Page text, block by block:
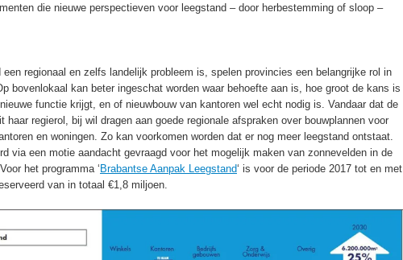
die nieuwe perspectieven voor leegstand – door herbestemming of sloop –
een regionaal en zelfs landelijk probleem is, spelen provincies een belangrijke rol in
bovenlokaal kan beter ingeschat worden waar behoefte aan is, hoe groot de kans is
functie krijgt, en of nieuwbouw van kantoren wel echt nodig is. Vandaar dat de
haar regierol, bij wil dragen aan goede regionale afspraken over bouwplannen voor
en woningen. Zo kan voorkomen worden dat er nog meer leegstand ontstaat.
via een motie aandacht gevraagd voor het mogelijk maken van zonnevelden in de
het programma ‘ Brabantse Aanpak Leegstand‘ is voor de periode 2017 tot en met
van in totaal €1,8 miljoen.